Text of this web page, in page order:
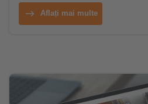
Aflați mai multe